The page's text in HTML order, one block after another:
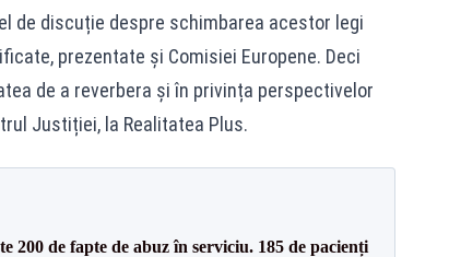
de discuție despre schimbarea acestor legi
prezentate și Comisiei Europene. Deci
de a reverbera și în privința perspectivelor
Justiției, la Realitatea Plus.
200 de fapte de abuz în serviciu. 185 de pacienți